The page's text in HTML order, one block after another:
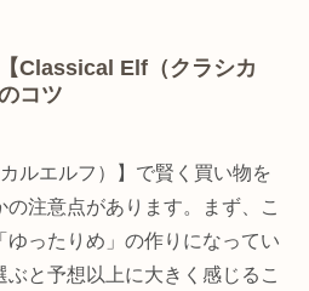
Classical Elf（クラシカ
コツ
ルエルフ）】で賢く買い物を
注意点があります。まず、こ
ったりめ」の作りになってい
ぶと予想以上に大きく感じるこ